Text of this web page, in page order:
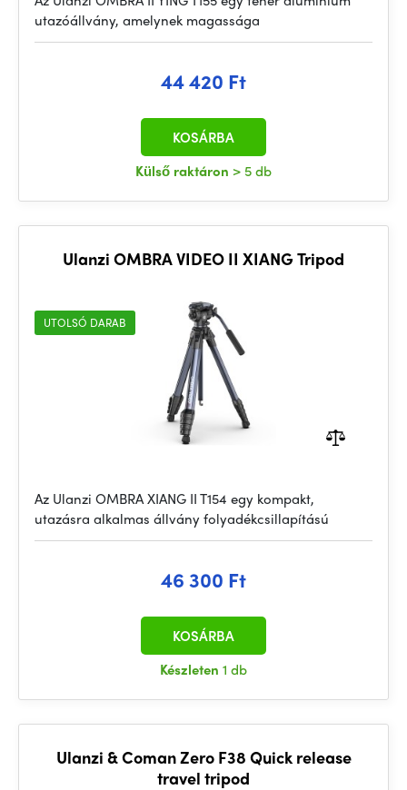
utazóállvány, amelynek magassága
44 420 Ft
Külső raktáron > 5 db
KOSÁRBA
Ulanzi OMBRA VIDEO II XIANG Tripod
UTOLSÓ DARAB
Az Ulanzi OMBRA XIANG II T154 egy kompakt,
utazásra alkalmas állvány folyadékcsillapítású
46 300 Ft
Készleten 1 db
KOSÁRBA
Ulanzi & Coman Zero F38 Quick release
travel tripod